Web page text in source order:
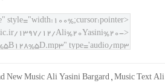
New Music Ali Yasini Bargard, Music Text Ali